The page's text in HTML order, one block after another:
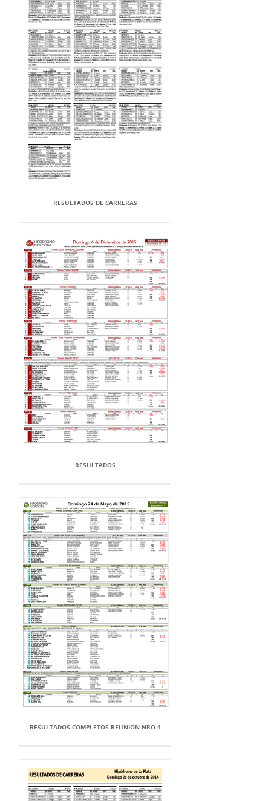
RESULTADOS DE CARRERAS
RESULTADOS
RESULTADOS-COMPLETOS-REUNION-NRO-4